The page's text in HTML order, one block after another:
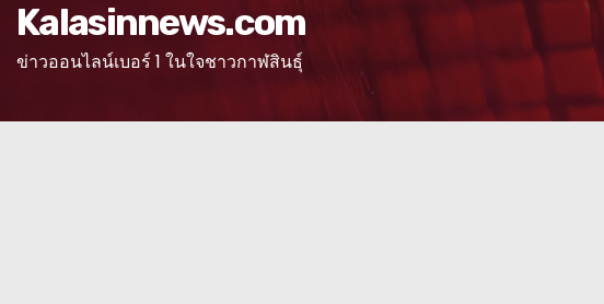
t
Kalasinnews.com
ข่าวออนไลน์เบอร์ 1 ในใจชาวกาฬสินธุ์